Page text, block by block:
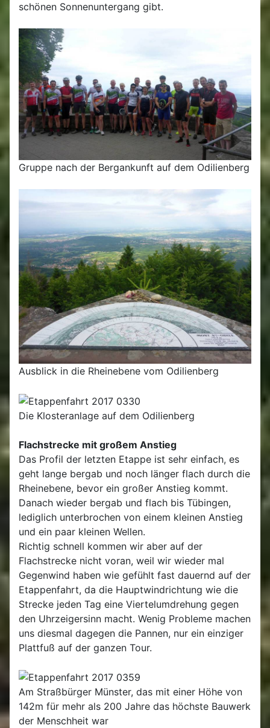
schönen Sonnenuntergang gibt.
Gruppe nach der Bergankunft auf dem Odilienberg
Ausblick in die Rheinebene vom Odilienberg
Die Klosteranlage auf dem Odilienberg
Flachstrecke mit großem Anstieg
Das Profil der letzten Etappe ist sehr einfach, es
geht lange bergab und noch länger flach durch die
Rheinebene, bevor ein großer Anstieg kommt.
Danach wieder bergab und flach bis Tübingen,
lediglich unterbrochen von einem kleinen Anstieg
und ein paar kleinen Wellen.
Richtig schnell kommen wir aber auf der
Flachstrecke nicht voran, weil wir wieder mal
Gegenwind haben wie gefühlt fast dauernd auf der
Etappenfahrt, da die Hauptwindrichtung wie die
Strecke jeden Tag eine Viertelumdrehung gegen
den Uhrzeigersinn macht. Wenig Probleme machen
uns diesmal dagegen die Pannen, nur ein einziger
Plattfuß auf der ganzen Tour.
Am Straßbürger Münster, das mit einer Höhe von
142m für mehr als 200 Jahre das höchste Bauwerk
der Menschheit war